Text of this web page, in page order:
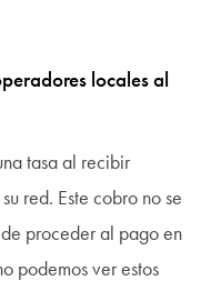
locales al
tasa al recibir
red. Este cobro no se
proceder al pago en
podemos ver estos